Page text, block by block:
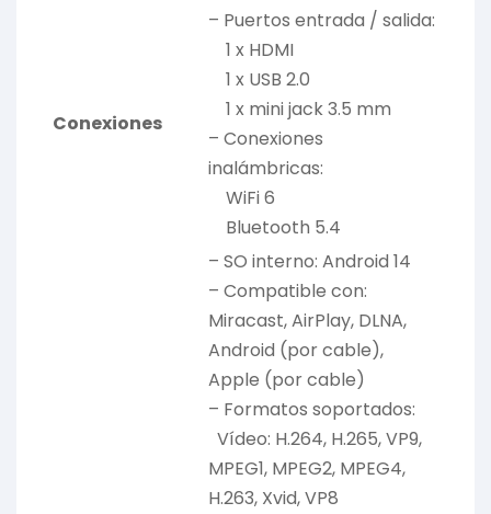
Conexiones
– Puertos entrada / salida:
1 x HDMI
1 x USB 2.0
1 x mini jack 3.5 mm
– Conexiones
inalámbricas:
WiFi 6
Bluetooth 5.4
– SO interno: Android 14
– Compatible con:
Miracast, AirPlay, DLNA,
Android (por cable),
Apple (por cable)
– Formatos soportados:
Vídeo: H.264, H.265, VP9,
MPEG1, MPEG2, MPEG4,
H.263, Xvid, VP8